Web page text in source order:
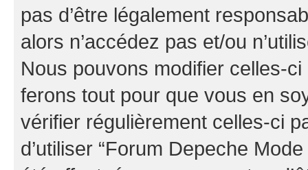
pas d’être légalement
alors n’accédez pas et/ou
Nous pouvons modifier celles-
ferons tout pour que vous en
vérifier régulièrement celles-ci
d’utiliser “Forum Depeche